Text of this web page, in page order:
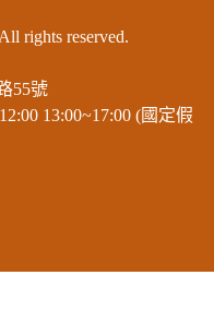
rights reserved.
55號
13:00~17:00 (國定假